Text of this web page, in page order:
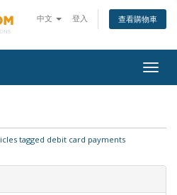
中文 登入 查看購物車
tagged debit card payments